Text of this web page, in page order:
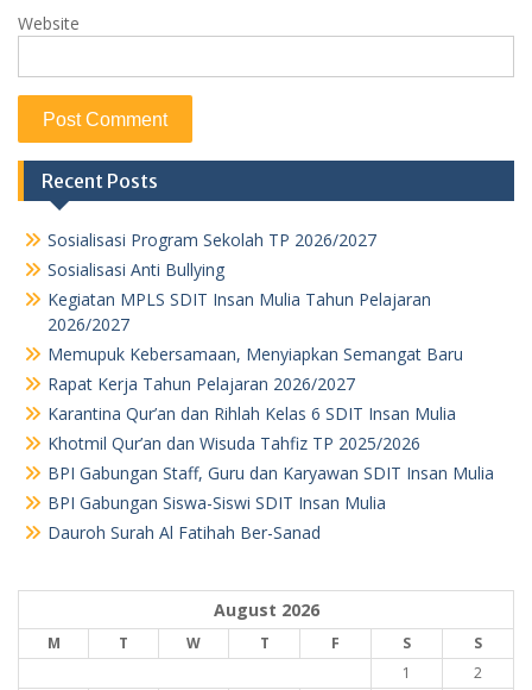
Website
Recent Posts
Sosialisasi Program Sekolah TP 2026/2027
Sosialisasi Anti Bullying
Kegiatan MPLS SDIT Insan Mulia Tahun Pelajaran
2026/2027
Memupuk Kebersamaan, Menyiapkan Semangat Baru
Rapat Kerja Tahun Pelajaran 2026/2027
Karantina Qur’an dan Rihlah Kelas 6 SDIT Insan Mulia
Khotmil Qur’an dan Wisuda Tahfiz TP 2025/2026
BPI Gabungan Staff, Guru dan Karyawan SDIT Insan Mulia
BPI Gabungan Siswa-Siswi SDIT Insan Mulia
Dauroh Surah Al Fatihah Ber-Sanad
August 2026
M T W T F S
S
1
2